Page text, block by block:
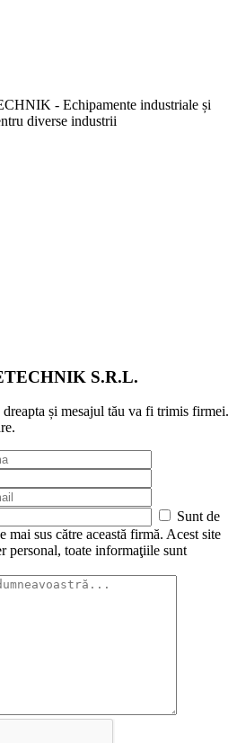
S.R.L.
și mesajul tău va fi trimis firmei.
Sunt de
mai sus către această firmă. Acest site
personal, toate informaţiile sunt